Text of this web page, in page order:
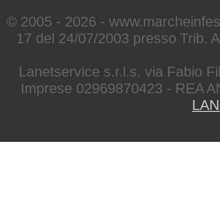
© 2005 - 2026 -
17 del 24/07/2003 presso Trib.
Lanetservice s.r.l.s. via Fabio
Imprese 02969870423 - REA